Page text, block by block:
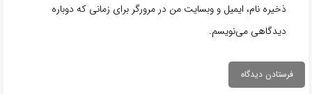
ذخیره نام، ایمیل و وبسایت من در مرورگر برای زمانی که دوباره
دیدگاهی می‌نویسم.